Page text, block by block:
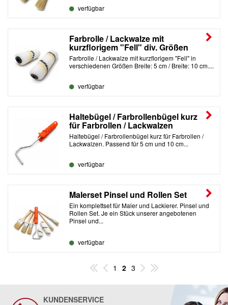
verfügbar
Farbrolle / Lackwalze mit
kurzflorigem "Fell" div. Größen
Farbrolle / Lackwalze mit kurzflorigem "Fell" in
verschiedenen Größen Breite: 5 cm / Breite: 10 cm....
verfügbar
Haltebügel / Farbrollenbügel kurz
für Farbrollen / Lackwalzen
Haltebügel / Farbrollenbügel kurz für Farbrollen /
Lackwalzen. Passend für 5 cm und 10 cm...
verfügbar
Malerset Pinsel und Rollen Set
Ein komplettset für Maler und Lackierer. Pinsel und
Rollen Set. Je ein Stück unserer angebotenen
Pinsel und...
verfügbar
1 2 3
KUNDENSERVICE